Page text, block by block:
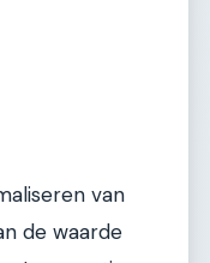
van
de waarde